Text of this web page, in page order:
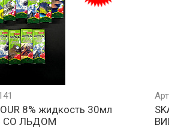
8% жидкость 30мл
СО ЛЬДОМ